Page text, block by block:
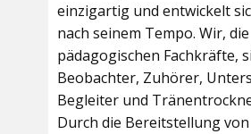
einzigartig und entwickelt
nach seinem Tempo. Wir, die
pädagogischen Fachkräfte,
Beobachter, Zuhörer,
Begleiter und
Durch die Bereitstellung von